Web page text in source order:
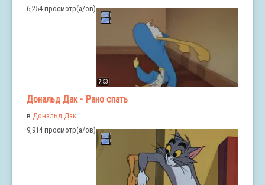
6,254 просмотр(а/ов)
7:53
Дональд Дак - Рано спать
в Дональд Дак
9,914 просмотр(а/ов)